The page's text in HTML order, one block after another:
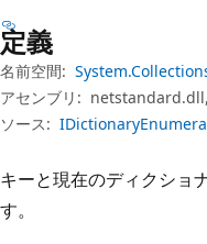
定義
名前空間:
アセンブリ:
ソース:
キーと現在のディクショ
す。